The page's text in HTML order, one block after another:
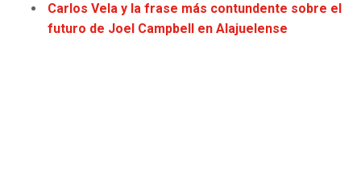
COMMANDERS
KINGS
Carlos Vela y la frase más contundente sobre el
futuro de Joel Campbell en Alajuelense